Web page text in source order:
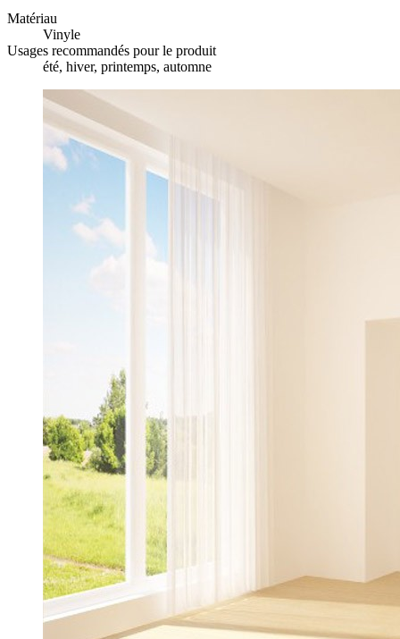
Matériau
Vinyle
Usages recommandés pour le produit
été, hiver, printemps, automne